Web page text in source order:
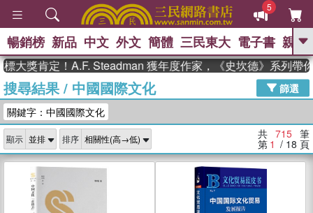
5
GO
熱搜： 高希均教授回憶錄
、 The Odyssey 、 父親節 、 如果歷
獎 臺灣漫遊錄 、 方念華 、 台灣的李
登輝時代
數學女孩：黎曼猜想 、
偉大的迷走神經
暢銷榜 新品 中文 外文 簡體 三民東大 電子書 親子
定！A.F. Steadman 獲年度作家，《史坎德》系列帶你踏上
搜尋結果/ 中國國際文化
篩選
關鍵字：中國國際文化
顯示 排序 共 715 筆
第 1 / 18 頁